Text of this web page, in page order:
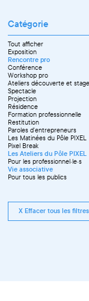
Avril
Mai
Juin
Septembre
Octobre
Novembre
Catégorie
Tout afficher
Exposition
Rencontre pro
Conférence
Workshop pro
Ateliers découverte et stage
Spectacle
Projection
Résidence
Formation professionnelle
Restitution
Paroles d'entrepreneurs
Les Matinées du Pôle PIXEL
Pixel Break
Les Ateliers du Pôle PIXEL
Pour les professionnel·le·s
Vie associative
Pour tous les publics
X Effacer tous les filtres